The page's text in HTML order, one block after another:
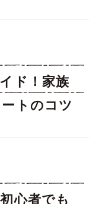
ド！家族
トのコツ
心者でも